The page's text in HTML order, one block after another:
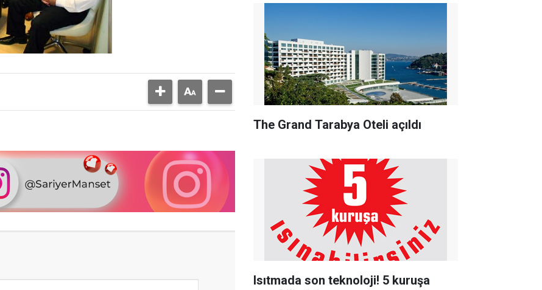
The Grand Tarabya Oteli açıldı
Isıtmada son teknoloji! 5 kuruşa